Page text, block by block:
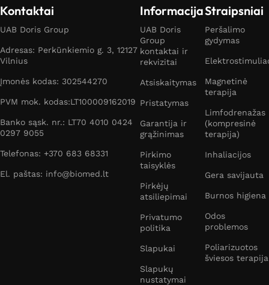
Kontaktai
UAB Doris Group
Adresas: Perkūnkiemio g. 3, 12127
Vilnius
Įmonės kodas: 302544270
PVM mok. kodas:LT100009162019
Banko sąsk. nr.: LT70 4010 0424
0297 9055
Telefonas: +370 683 68331
El. paštas: info@biomed.lt
Informacija
UAB Doris
Group
kontaktai ir
rekvizitai
Atsiskaitymas
Pristatymas
Garantija ir
grąžinimas
Pirkimo
taisyklės
Pirkėjų
atsiliepimai
Privatumo
politika
Slapukai
Slapukų
nustatymai
Straipsniai
Peršalimo
gydymas
Magnetinė
terapija
Limfodrenažas
(kompresinė
terapija)
Inhaliacijos
Gera savijauta
Burnos higiena
Odos
problemos
Poliarizuotos
šviesos terapija